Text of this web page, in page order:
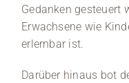
Gedanken gesteuert
Erwachsene wie
erlernbar ist.
Darüber hinaus bot